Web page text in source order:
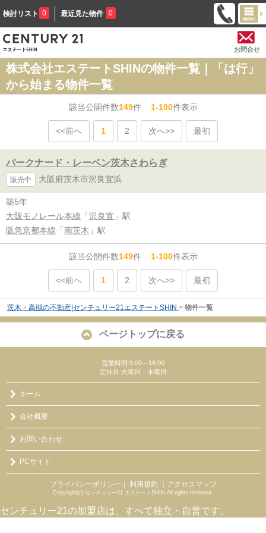
検討リスト 0 最近見た物件 0
お問合せ
株式会社エステートSHINの物件一覧｜「は行」
から始まる物件一覧
該当公開件数149件1-100件表示
<<前へ 1 2 次へ>> 最初
パークナード・レーベン茨木さわらぎ
販売中 大阪府茨木市沢良宜浜
築5年
大阪モノレール本線 「 沢良宜 」駅
阪急京都本線 「 南茨木 」駅
該当公開件数149件1-100件表示
<<前へ 1 2 次へ>> 最初
茨木・高槻の不動産|センチュリー21エステートSHIN > 物件一覧
ページトップに戻る
営業時間:9:00～18:00
定休日:火曜日・水曜日
ホーム
会社概要
お問い合わせ
PCサイト
プライバシーポリシー ｜ 利用規約 ｜アクセスマップ
Copyright(c) センチュリー21 エステートSHIN All rights reserved.
センチュリー21の加盟店は、すべて独立・自営です。